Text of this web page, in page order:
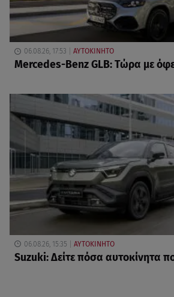
06.08.26, 17:53 ΑΥΤΟΚΙΝΗΤΟ
Mercedes-Benz GLB: Τώρα με
06.08.26, 15:35 ΑΥΤΟΚΙΝΗΤΟ
Suzuki: Δείτε πόσα αυτοκίνητα